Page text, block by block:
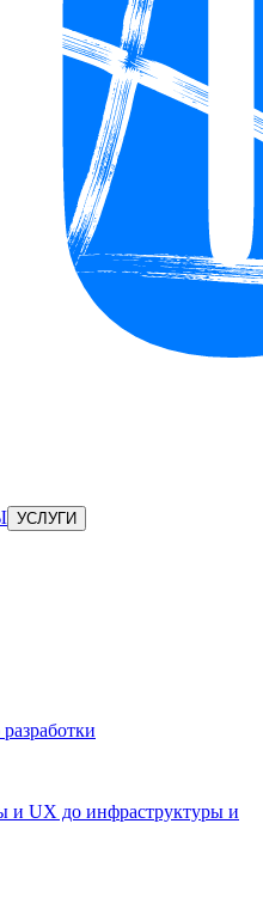
УСЛУГИ
и UX до инфраструктуры и